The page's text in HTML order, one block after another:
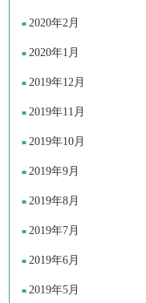
2020年2月
2020年1月
2019年12月
2019年11月
2019年10月
2019年9月
2019年8月
2019年7月
2019年6月
2019年5月